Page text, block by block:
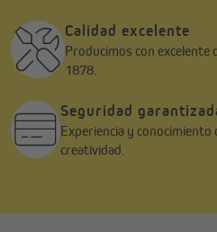
Por lo tanto, un montaje con
variante.Calidad excelente
Producimos con excelente
1878.
Seguridad
Experiencia y
creatividad.